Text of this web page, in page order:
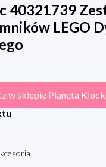
40321739
LEGO
w sklepie Planeta